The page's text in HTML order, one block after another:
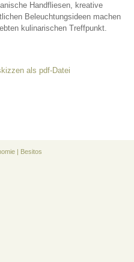
Handfliesen, kreative
Beleuchtungsideen machen
kulinarischen Treffpunkt.
als pdf-Datei
| Besitos